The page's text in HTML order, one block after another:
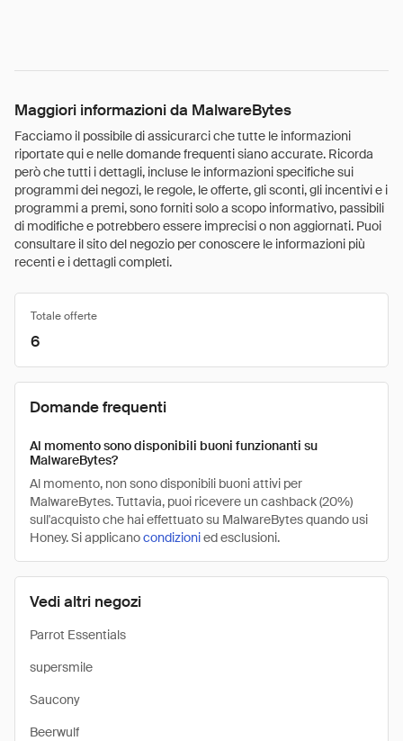
Maggiori informazioni da MalwareBytes
Facciamo il possibile di assicurarci che tutte le informazioni
riportate qui e nelle domande frequenti siano accurate. Ricorda
però che tutti i dettagli, incluse le informazioni specifiche sui
programmi dei negozi, le regole, le offerte, gli sconti, gli incentivi e i
programmi a premi, sono forniti solo a scopo informativo, passibili
di modifiche e potrebbero essere imprecisi o non aggiornati. Puoi
consultare il sito del negozio per conoscere le informazioni più
recenti e i dettagli completi.
Vedi altri negozi
Parrot Essentials
supersmile
Saucony
Beerwulf
Totale offerte
6
Domande frequenti
Al momento sono disponibili buoni funzionanti su
MalwareBytes?
Al momento, non sono disponibili buoni attivi per
MalwareBytes. Tuttavia, puoi ricevere un cashback (20%)
sull'acquisto che hai effettuato su MalwareBytes quando usi
Honey. Si applicanocondizionied esclusioni.